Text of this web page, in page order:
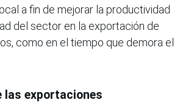
a fin de mejorar la productividad
del sector en la exportación de
como en el tiempo que demora el
las exportaciones